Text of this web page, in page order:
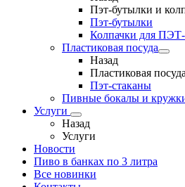
Пэт-бутылки и
Пэт-бутылки
Колпачки для
Пластиковая посуда
Назад
Пластиковая посуда
Пэт-стаканы
Пивные бокалы и
Услуги
Назад
Услуги
Новости
Пиво в банках по 3 литра
Все новинки